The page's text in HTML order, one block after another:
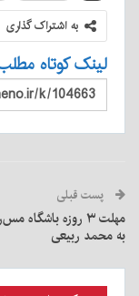
به اشتراک گذاری
لینک کوتاه
پست قبلی
مهلت ۳ روزه
به محمد ربیعی